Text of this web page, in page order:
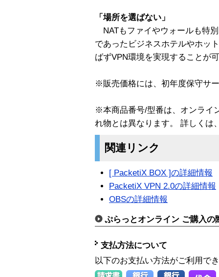
「場所を選ばない」
NATもファイやウォールも特
であったビジネスホテルやホッ
ばずVPN環境を実現することが
※販売価格には、初年度保守サ
※本商品番号/型番は、オンライ
れ物とは異なります。 詳しくは
関連リンク
[ PacketiX BOX ]の詳細情報
PacketiX VPN 2.0の詳細情報
OBSの詳細情報
ぷらっとオンライン ご購入の
支払方法について
以下のお支払い方法がご利用で